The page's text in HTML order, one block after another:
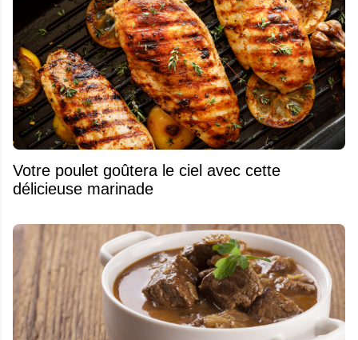
Votre poulet goûtera le ciel avec cette
délicieuse marinade